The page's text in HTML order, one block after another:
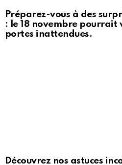
Préparez-vous à des
: le 18 novembre pourrait
portes inattendues.
Découvrez nos astuces